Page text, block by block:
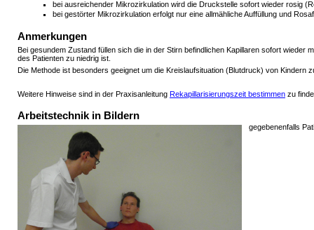
bei ausreichender Mikrozirkulation wird die Druckstelle sofort wieder rosig
bei gestörter Mikrozirkulation erfolgt nur eine allmähliche Auffüllung und
Anmerkungen
Bei gesundem Zustand füllen sich die in der Stirn befindlichen Kapillaren sofort
des Patienten zu niedrig ist.
Die Methode ist besonders geeignet um die Kreislaufsituation (Blutdruck) von
Weitere Hinweise sind in der Praxisanleitung Rekapillarisierungszeit bestimmen zu
Arbeitstechnik in Bildern
gegebenenfalls